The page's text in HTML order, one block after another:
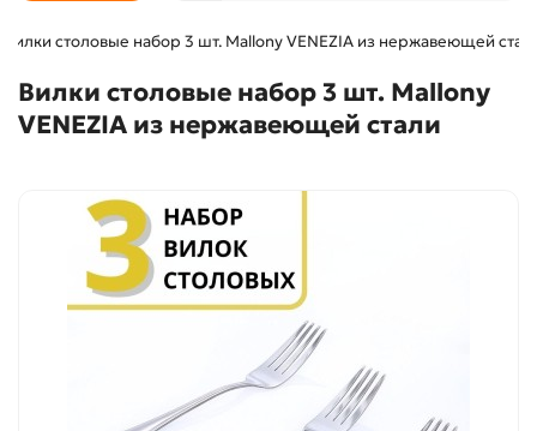
Вилки столовые набор 3 шт. Mallony VENEZIA из нержавеющей
Вилки столовые набор 3 шт. Mallony
VENEZIA из нержавеющей стали